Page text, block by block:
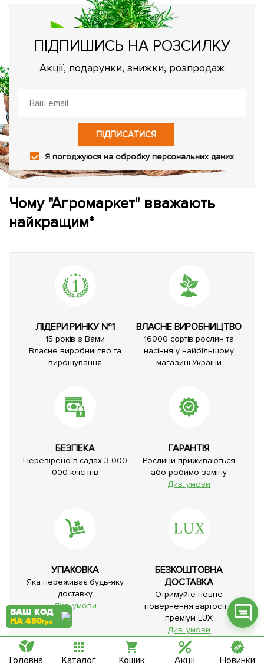
ПІДПИШИСЬ НА РОЗСИЛКУ
Акції, подарунки, знижки, розпродаж
ПІДПИСАТИСЯ
Япогоджуюсяна обробку персональних даних
Чому "Агромаркет" вважають
найкращим*
ЛІДЕРИ РИНКУ №1
15 років з Вами
Власне виробництво та
вирощування
ВЛАСНЕ ВИРОБНИЦТВО
16000 сортів рослин та
насіння у найбільшому
магазині України
БЕЗПЕКА
Перевірено в садах 3 000
000 клієнтів
ГАРАНТІЯ
Рослини приживаються
або робимо заміну
Див. умови
УПАКОВКА
Яка переживає будь-яку
доставку
Див. умови
БЕЗКОШТОВНА
ДОСТАВКА
Отримуйте повне
повернення вартості з
преміум LUX
Див. умови
Фейсбук
Онлайн чат
ВАШ КОД
НА 450грн
Головна Каталог Кошик Акції Новинки